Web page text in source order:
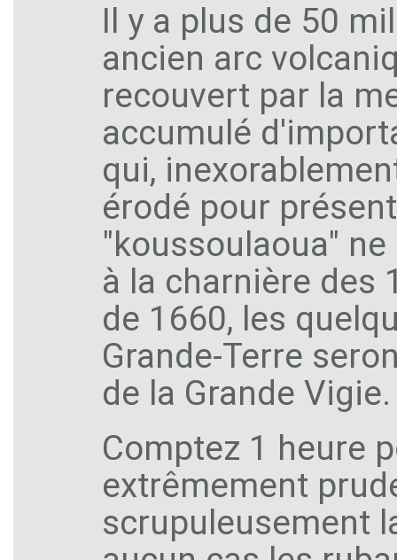
Il y a plus de 50
ancien arc
recouvert par la
accumulé
qui,
érodé pour
"koussoulaoua"
à la charnière des
de 1660, les
Grande-Terre
de la Grande Vigie.
Comptez 1 heure
extrêmement
scrupuleusement